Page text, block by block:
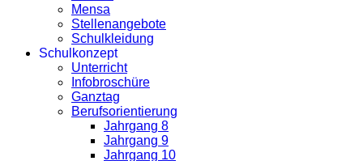
Mensa
Stellenangebote
Schulkleidung
Schulkonzept
Unterricht
Infobroschüre
Ganztag
Berufsorientierung
Jahrgang 8
Jahrgang 9
Jahrgang 10